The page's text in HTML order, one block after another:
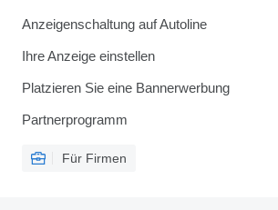
Anzeigenschaltung auf Autoline
Ihre Anzeige einstellen
Platzieren Sie eine Bannerwerbung
Partnerprogramm
Für Firmen